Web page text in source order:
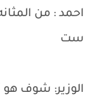
احمد : من
ست
الوزير: شوف هو